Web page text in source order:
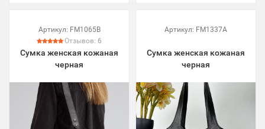
Артикул: FM1065B
Отзывов: 6
Сумка женская кожаная
черная
Артикул: FM1337A
Сумка женская кожаная
черная